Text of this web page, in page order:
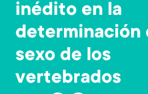
inédito en la
determinación
sexo de los
vertebrados